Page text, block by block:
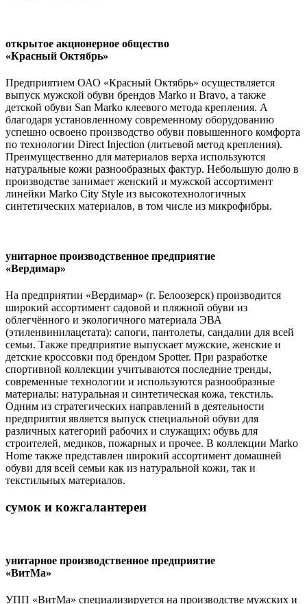
открытое акционерное общество
«Красный Октябрь»
Предприятием ОАО «Красный Октябрь» осуществляется
выпуск мужской обуви брендов Marko и Bravo, а также
детской обуви San Marko клеевого метода крепления. А
благодаря установленному современному оборудованию
успешно освоено производство обуви повышенного комфорта
по технологии Direct Injection (литьевой метод крепления).
Преимущественно для материалов верха используются
натуральные кожи разнообразных фактур. Небольшую долю в
производстве занимает женский и мужской ассортимент
линейки Marko City Style из высокотехнологичных
синтетических материалов, в том числе из микрофибры.
унитарное производственное предприятие
«Вердимар»
На предприятии «Вердимар» (г. Белоозерск) производится
широкий ассортимент садовой и пляжной обуви из
облегчённого и экологичного материала ЭВА
(этиленвинилацетата): сапоги, пантолеты, сандалии для всей
семьи. Также предприятие выпускает мужские, женские и
детские кроссовки под брендом Spotter. При разработке
спортивной коллекции учитываются последние тренды,
современные технологии и используются разнообразные
материалы: натуральная и синтетическая кожа, текстиль.
Одним из стратегических направлений в деятельности
предприятия является выпуск специальной обуви для
различных категорий рабочих и служащих: обувь для
строителей, медиков, пожарных и прочее. В коллекции Marko
Home также представлен широкий ассортимент домашней
обуви для всей семьи как из натуральной кожи, так и
текстильных материалов.
сумок и кожгалантереи
унитарное производственное предприятие
«ВитМа»
УПП «ВитМа» специализируется на производстве мужских и